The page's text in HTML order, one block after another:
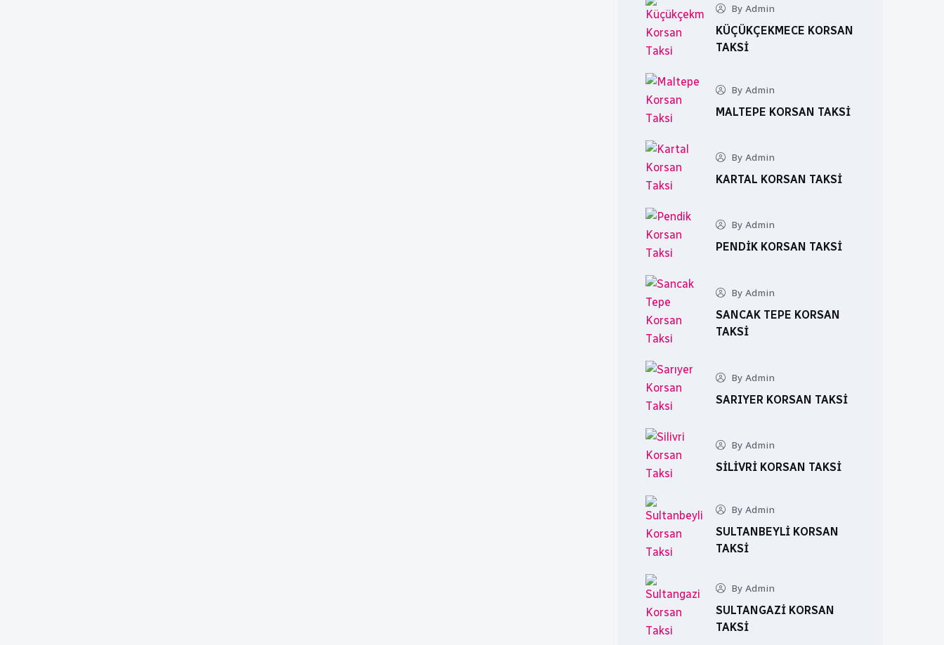
By Admin
KÜÇÜKÇEKMECE KORSAN
TAKSI
By Admin
MALTEPE KORSAN TAKSI
By Admin
KARTAL KORSAN TAKSI
By Admin
PENDIK KORSAN TAKSI
By Admin
SANCAK TEPE KORSAN
TAKSI
By Admin
SARIYER KORSAN TAKSI
By Admin
SILIVRI KORSAN TAKSI
By Admin
SULTANBEYLI KORSAN
TAKSI
By Admin
SULTANGAZI KORSAN
TAKSI